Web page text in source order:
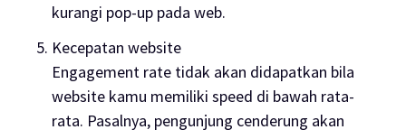
kurangi pop-up pada web.
Kecepatan website
Engagement rate tidak akan didapatkan bila
website kamu memiliki speed di bawah rata-
rata. Pasalnya, pengunjung cenderung akan